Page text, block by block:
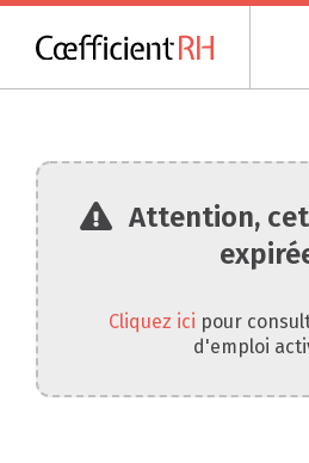
Attention,
Cliquez ici pour
d'emploi